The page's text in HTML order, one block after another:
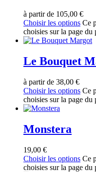
à partir de 105,00 €
Choisir les options Ce
choisies sur la page du
Le Bouquet
à partir de 38,00 €
Choisir les options Ce
choisies sur la page du
Monstera
19,00 €
Choisir les options Ce
choisies sur la page du